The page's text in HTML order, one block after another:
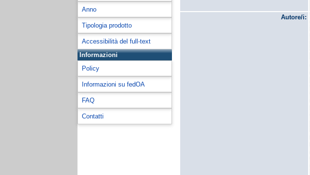
Anno
Tipologia prodotto
Accessibilità del full-text
Informazioni
Policy
Informazioni su fedOA
FAQ
Contatti
Autore/i: